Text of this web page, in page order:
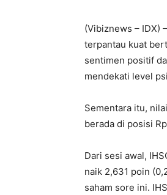
(Vibiznews – IDX)
terpantau kuat
sentimen positif
mendekati level
Sementara itu,
berada di posisi
Dari sesi awal,
naik 2,631 poin
saham sore ini.